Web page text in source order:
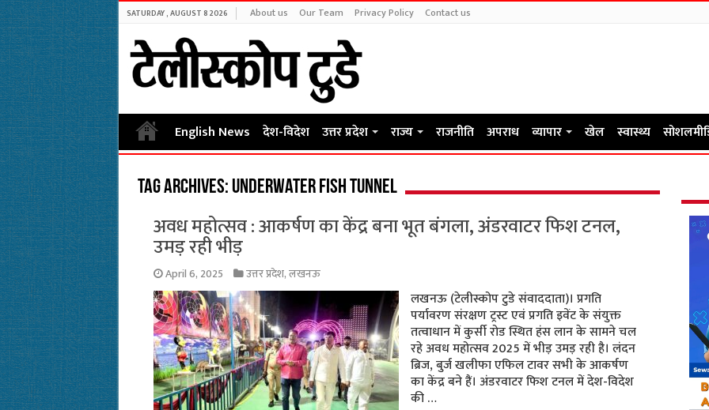
SATURDAY , AUGUST 8 2026 About us Our Team Privacy Policy Contact us
English News देश-विदेश उत्तर प्रदेश राज्य राजनीति अपराध व्यापार खेल स्वास्थ्य
Tag Archives: underwater fish tunnel
अवध महोत्सव : आकर्षण का केंद्र बना भूत बंगला, अंडरवाटर फिश टनल,
उमड़ रही भीड़
April 6, 2025 उत्तर प्रदेश,लखनऊ
लखनऊ (टेलीस्कोप टुडे संवाददाता)। प्रगति
पर्यावरण संरक्षण ट्रस्ट एवं प्रगति इवेंट के संयुक्त
तत्वाधान में कुर्सी रोड स्थित हंस लान के सामने चल
रहे अवध महोत्सव 2025 में भीड़ उमड़ रही है। लंदन
ब्रिज, बुर्ज खलीफा एफिल टावर सभी के आकर्षण
का केंद्र बने हैं। अंडरवाटर फिश टनल में देश-विदेश
की …